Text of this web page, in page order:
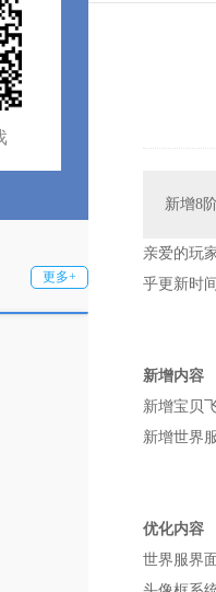
更多+
新增8
亲爱的玩
乎更新时
新增内容
新增宝贝
新增世界
优化内容
世界服界